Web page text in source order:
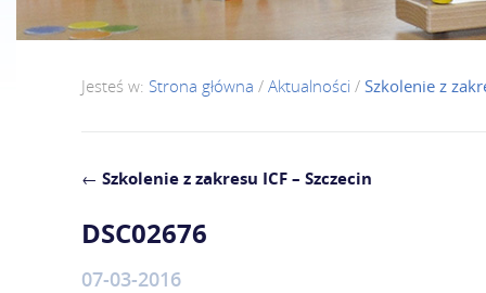
Jesteś w: Strona główna / Aktualności / Szkolenie z
← Szkolenie z zakresu ICF – Szczecin
DSC02676
07-03-2016